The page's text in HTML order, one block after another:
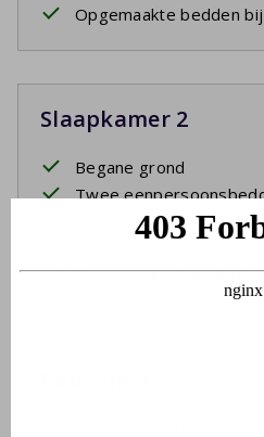
Opgemaakte bedden
Slaapkamer 2
Begane grond
Twee
Boxspringbedden
Opgemaakte bedden